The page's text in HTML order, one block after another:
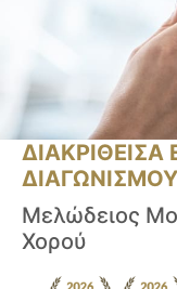
ΔΙΑΚΡΙΘΕΙΣΑ
ΔΙΑΓΩΝΙΣΜΟΥ
Μελώδειος
Χορού